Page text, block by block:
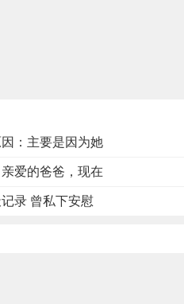
：主要是因为她
爱的爸爸，现在
录 曾私下安慰